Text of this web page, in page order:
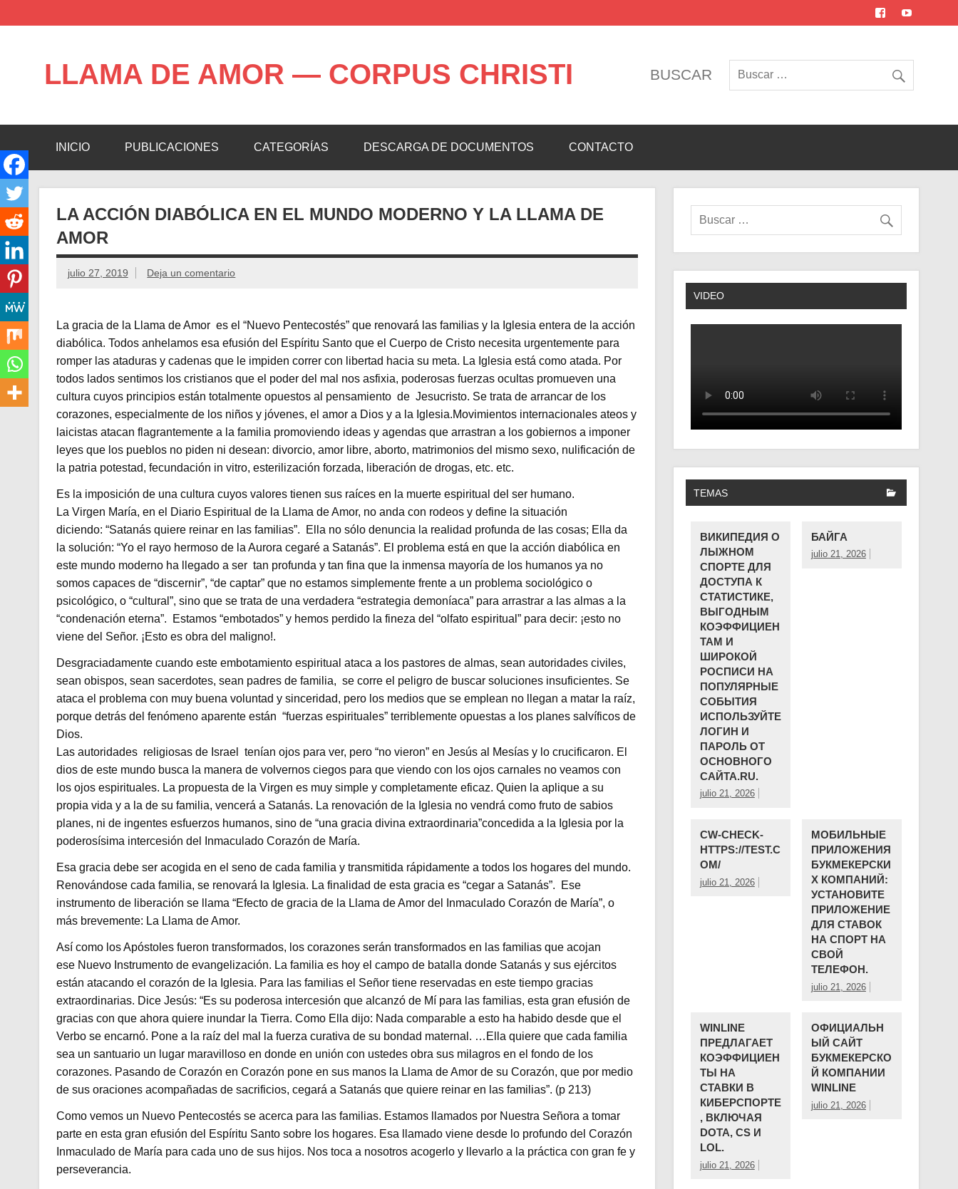
contenido
LLAMA DE AMOR — CORPUS CHRISTI BUSCAR
INICIO PUBLICACIONES CATEGORÍAS DESCARGA DE DOCUMENTOS CONTACTO
LA ACCIÓN DIABÓLICA EN EL MUNDO MODERNO Y LA LLAMA DE
AMOR
julio 27, 2019 Deja un comentario
La gracia de la Llama de Amor es el “Nuevo Pentecostés” que renovará las familias y la Iglesia entera de la acción
diabólica. Todos anhelamos esa efusión del Espíritu Santo que el Cuerpo de Cristo necesita urgentemente para
romper las ataduras y cadenas que le impiden correr con libertad hacia su meta. La Iglesia está como atada. Por
todos lados sentimos los cristianos que el poder del mal nos asfixia, poderosas fuerzas ocultas promueven una
cultura cuyos principios están totalmente opuestos al pensamiento de Jesucristo. Se trata de arrancar de los
corazones, especialmente de los niños y jóvenes, el amor a Dios y a la Iglesia.Movimientos internacionales ateos y
laicistas atacan flagrantemente a la familia promoviendo ideas y agendas que arrastran a los gobiernos a imponer
leyes que los pueblos no piden ni desean: divorcio, amor libre, aborto, matrimonios del mismo sexo, nulificación de
la patria potestad, fecundación in vitro, esterilización forzada, liberación de drogas, etc. etc.
Es la imposición de una cultura cuyos valores tienen sus raíces en la muerte espiritual del ser humano.
La Virgen María, en el Diario Espiritual de la Llama de Amor, no anda con rodeos y define la situación
diciendo: “Satanás quiere reinar en las familias”. Ella no sólo denuncia la realidad profunda de las cosas; Ella da
la solución: “Yo el rayo hermoso de la Aurora cegaré a Satanás”. El problema está en que la acción diabólica en
este mundo moderno ha llegado a ser tan profunda y tan fina que la inmensa mayoría de los humanos ya no
somos capaces de “discernir”, “de captar” que no estamos simplemente frente a un problema sociológico o
psicológico, o “cultural”, sino que se trata de una verdadera “estrategia demoníaca” para arrastrar a las almas a la
“condenación eterna”. Estamos “embotados” y hemos perdido la fineza del “olfato espiritual” para decir: ¡esto no
viene del Señor. ¡Esto es obra del maligno!.
Desgraciadamente cuando este embotamiento espiritual ataca a los pastores de almas, sean autoridades civiles,
sean obispos, sean sacerdotes, sean padres de familia, se corre el peligro de buscar soluciones insuficientes. Se
ataca el problema con muy buena voluntad y sinceridad, pero los medios que se emplean no llegan a matar la raíz,
porque detrás del fenómeno aparente están “fuerzas espirituales” terriblemente opuestas a los planes salvíficos de
Dios.
Las autoridades religiosas de Israel tenían ojos para ver, pero “no vieron” en Jesús al Mesías y lo crucificaron. El
dios de este mundo busca la manera de volvernos ciegos para que viendo con los ojos carnales no veamos con
los ojos espirituales. La propuesta de la Virgen es muy simple y completamente eficaz. Quien la aplique a su
propia vida y a la de su familia, vencerá a Satanás. La renovación de la Iglesia no vendrá como fruto de sabios
planes, ni de ingentes esfuerzos humanos, sino de “una gracia divina extraordinaria”concedida a la Iglesia por la
poderosísima intercesión del Inmaculado Corazón de María.
Esa gracia debe ser acogida en el seno de cada familia y transmitida rápidamente a todos los hogares del mundo.
Renovándose cada familia, se renovará la Iglesia. La finalidad de esta gracia es “cegar a Satanás”. Ese
instrumento de liberación se llama “Efecto de gracia de la Llama de Amor del Inmaculado Corazón de María”, o
más brevemente: La Llama de Amor.
Así como los Apóstoles fueron transformados, los corazones serán transformados en las familias que acojan
ese Nuevo Instrumento de evangelización. La familia es hoy el campo de batalla donde Satanás y sus ejércitos
están atacando el corazón de la Iglesia. Para las familias el Señor tiene reservadas en este tiempo gracias
extraordinarias. Dice Jesús: “Es su poderosa intercesión que alcanzó de Mí para las familias, esta gran efusión de
gracias con que ahora quiere inundar la Tierra. Como Ella dijo: Nada comparable a esto ha habido desde que el
Verbo se encarnó. Pone a la raíz del mal la fuerza curativa de su bondad maternal. …Ella quiere que cada familia
sea un santuario un lugar maravilloso en donde en unión con ustedes obra sus milagros en el fondo de los
corazones. Pasando de Corazón en Corazón pone en sus manos la Llama de Amor de su Corazón, que por medio
de sus oraciones acompañadas de sacrificios, cegará a Satanás que quiere reinar en las familias”. (p 213)
Como vemos un Nuevo Pentecostés se acerca para las familias. Estamos llamados por Nuestra Señora a tomar
parte en esta gran efusión del Espíritu Santo sobre los hogares. Esa llamado viene desde lo profundo del Corazón
Inmaculado de María para cada uno de sus hijos. Nos toca a nosotros acogerlo y llevarlo a la práctica con gran fe y
perseverancia.
VIDEO
TEMAS
ВИКИПЕДИЯ О
ЛЫЖНОМ
СПОРТЕ ДЛЯ
ДОСТУПА К
СТАТИСТИКЕ,
ВЫГОДНЫМ
КОЭФФИЦИЕН
ТАМ И
ШИРОКОЙ
РОСПИСИ НА
ПОПУЛЯРНЫЕ
СОБЫТИЯ
ИСПОЛЬЗУЙТЕ
ЛОГИН И
ПАРОЛЬ ОТ
ОСНОВНОГО
САЙТА.RU.
julio 21, 2026
БАЙГА
julio 21, 2026
CW-CHECK-
HTTPS://TEST.C
OM/
julio 21, 2026
МОБИЛЬНЫЕ
ПРИЛОЖЕНИЯ
БУКМЕКЕРСКИ
Х КОМПАНИЙ:
УСТАНОВИТЕ
ПРИЛОЖЕНИЕ
ДЛЯ СТАВОК
НА СПОРТ НА
СВОЙ
ТЕЛЕФОН.
julio 21, 2026
WINLINE
ПРЕДЛАГАЕТ
КОЭФФИЦИЕН
ТЫ НА
СТАВКИ В
КИБЕРСПОРТЕ
, ВКЛЮЧАЯ
DOTA, CS И
LOL.
julio 21, 2026
ОФИЦИАЛЬН
ЫЙ САЙТ
БУКМЕКЕРСКО
Й КОМПАНИИ ️
WINLINE
julio 21, 2026